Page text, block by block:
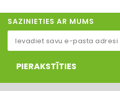
SAZINIETIES AR MUMS
PIERAKSTĪTIES